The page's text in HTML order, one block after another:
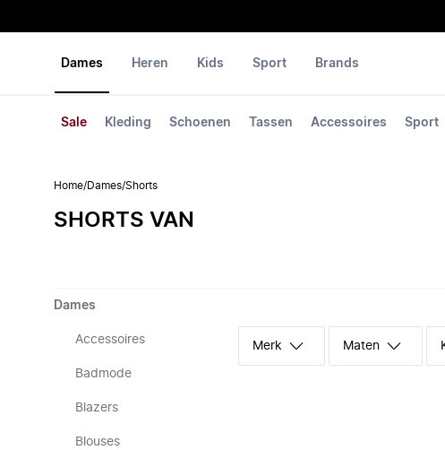
Dames
Sale Kleding Schoenen Tassen Accessoires Sport
Heren Kids Sport Brands
Home/Dames/Shorts
SHORTS VAN
Dames
Accessoires
Badmode
Blazers
Blouses
Merk Maten